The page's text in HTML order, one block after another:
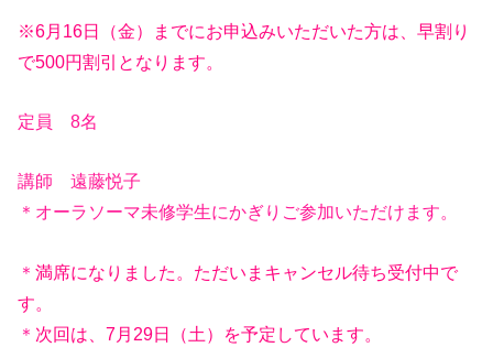
※6月16日（金）までにお申込みいただいた方は、早割り
で500円割引となります。
定員 8名
講師 遠藤悦子
＊オーラソーマ未修学生にかぎりご参加いただけます。
＊満席になりました。ただいまキャンセル待ち受付中で
す。
＊ 次回は、7月29日（土）を予定しています。